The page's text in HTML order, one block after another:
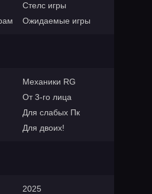
Стелс игры
Ожидаемые игры
Механики RG
От 3-го лица
Для слабых Пк
Для двоих!
2025